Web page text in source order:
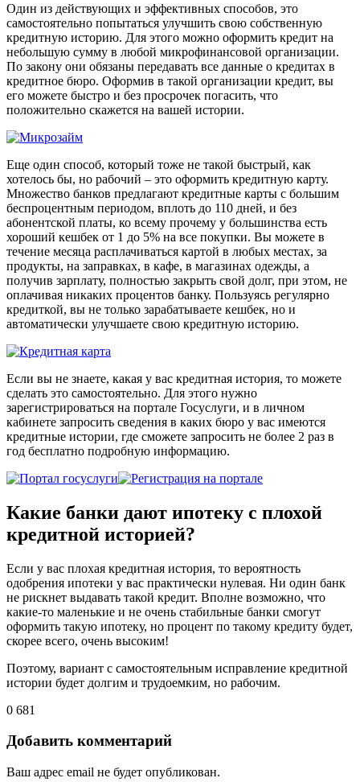
Один из действующих и эффективных способов, это
самостоятельно попытаться улучшить свою собственную
кредитную историю. Для этого можно оформить кредит на
небольшую сумму в любой микрофинансовой организации.
По закону они обязаны передавать все данные о кредитах в
кредитное бюро. Оформив в такой организации кредит, вы
его можете быстро и без просрочек погасить, что
положительно скажется на вашей истории.
Еще один способ, который тоже не такой быстрый, как
хотелось бы, но рабочий – это оформить кредитную карту.
Множество банков предлагают кредитные карты с большим
беспроцентным периодом, вплоть до 110 дней, и без
абонентской платы, ко всему прочему у большинства есть
хороший кешбек от 1 до 5% на все покупки. Вы можете в
течение месяца расплачиваться картой в любых местах, за
продукты, на заправках, в кафе, в магазинах одежды, а
получив зарплату, полностью закрыть свой долг, при этом, не
оплачивая никаких процентов банку. Пользуясь регулярно
кредиткой, вы не только зарабатываете кешбек, но и
автоматически улучшаете свою кредитную историю.
Если вы не знаете, какая у вас кредитная история, то можете
сделать это самостоятельно. Для этого нужно
зарегистрироваться на портале Госуслуги, и в личном
кабинете запросить сведения в каких бюро у вас имеются
кредитные истории, где сможете запросить не более 2 раз в
год бесплатно подробную информацию.
Какие банки дают ипотеку с плохой
кредитной историей?
Если у вас плохая кредитная история, то вероятность
одобрения ипотеки у вас практически нулевая. Ни один банк
не рискнет выдавать такой кредит. Вполне возможно, что
какие-то маленькие и не очень стабильные банки смогут
оформить такую ипотеку, но процент по такому кредиту будет,
скорее всего, очень высоким!
Поэтому, вариант с самостоятельным исправление кредитной
истории будет долгим и трудоемким, но рабочим.
0 681
Добавить комментарий
Ваш адрес email не будет опубликован.